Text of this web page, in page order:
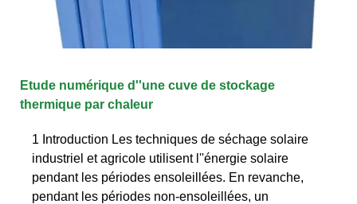
Etude numérique d''une cuve de stockage
thermique par chaleur
1 Introduction Les techniques de séchage solaire
industriel et agricole utilisent l''énergie solaire
pendant les périodes ensoleillées. En revanche,
pendant les périodes non-ensoleillées, un